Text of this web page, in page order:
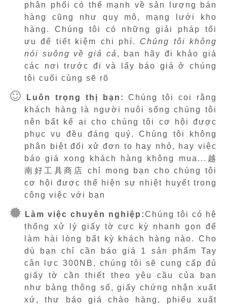
phân phối có thế mạnh về sản lượng bán
hàng cũng như quy mô, mạng lưới kho
hàng. Chúng tôi có những giải pháp tối
ưu để tiết kiệm chi phí. Chúng tôi không
nói suông về giá cả , bạn hãy đi khảo giá
các nơi trước đi và lấy báo giá ở chúng
tôi cuối cùng sẽ rõ
Luôn trọng thị bạn:
Chúng tôi coi rằng
khách hàng là người nuôi sống chúng tôi
nên bất kể ai cho chúng tôi cơ hội được
phục vụ đều đáng quý. Chúng tôi không
phân biệt đối xử đơn to hay nhỏ, hay việc
báo giá xong khách hàng không mua...越
南好工具商店 chỉ mong bạn cho chúng tôi
cơ hội được thể hiện sự nhiệt huyết trong
công việc với bạn
Làm việc chuyên nghiệp:Chúng tôi có hệ
thống xử lý giấy tờ cực kỳ nhanh gọn để
làm hài lòng bất kỳ khách hàng nào. Cho
dù bạn chỉ cần báo giá 1 sản phẩm Tay
cân lực 300NB, chúng tôi sẽ cung cấp đủ
giấy tờ cần thiết theo yêu cầu của bạn
như bảng thông số, giấy chứng nhận xuất
xứ, thư báo giá chào hàng, phiếu xuất